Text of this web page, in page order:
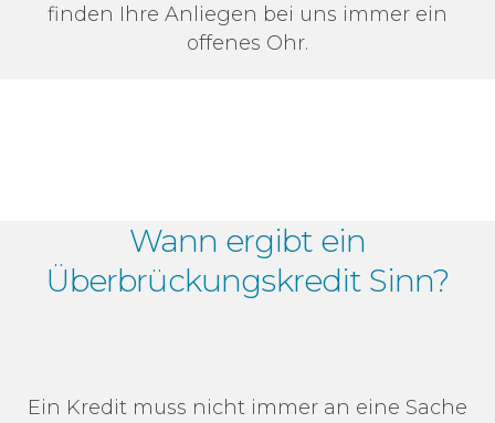
finden Ihre Anliegen bei uns immer ein
offenes Ohr.
Wann ergibt ein
Überbrückungskredit Sinn?
Ein Kredit muss nicht immer an eine Sache